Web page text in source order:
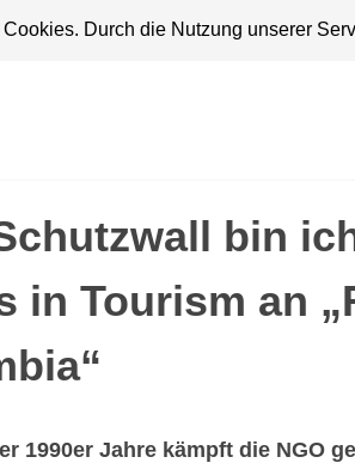
Durch die Nutzung unserer
bin
in Tourism an
1990er Jahre kämpft die NGO